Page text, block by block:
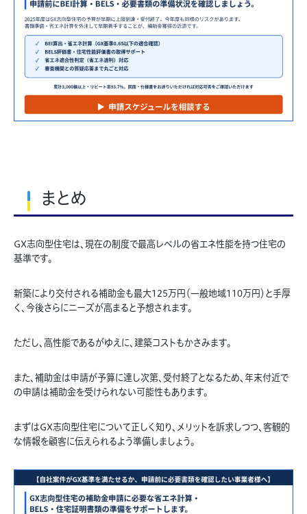
まとめ
GX志向型住宅は、現在の制度で最高レベルの省エネ性能を持つ住宅の
基準です。
新築により交付される補助金も最大125万円（一般地域110万円）と手厚
く、今後さらにニーズが高まると予想されます。
ただし、高性能であるがゆえに、建築コストもかさみます。
また、補助金は申請が予算に達し次第、受付終了となるため、年末付近で
の申請は補助金を受けられない可能性もあります。
まずはGX志向型住宅について正しく知り、メリットを訴求しつつ、客観的
な情報を顧客に伝えられるよう準備しましょう。